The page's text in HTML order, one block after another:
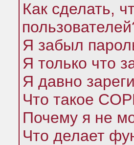
Как сделать,
Я забыл
Я только что
Я давно
Что такое
Почему я не
Что делает